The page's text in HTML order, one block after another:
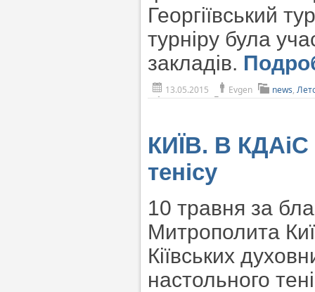
Георгіївський
турніру була
закладів.
13.05.2015 Evgen news,
КИЇВ. В КДАіС
тенісу
10 травня за
Митрополита
Кіївських
настольного